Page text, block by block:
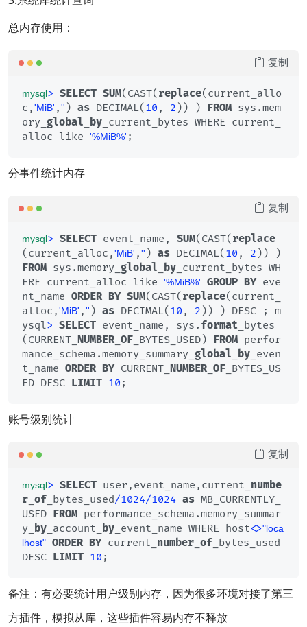
总内存使用：
mysql> SELECT SUM(CAST( replace(current_allo
c,'MiB' ,'' ) as DECIMAL( 10 , 2 )) ) FROM sys.mem
ory_ global by _current_bytes WHERE current_
alloc like '%MiB%' ;
复制
分事件统计内存
mysql> SELECT event_name, SUM(CAST( replace
(current_alloc,'MiB' ,'' ) as DECIMAL( 10 , 2
FROM sys.memory_ global by _current_bytes WH
ERE current_alloc like '%MiB%' GROUP BY eve
nt_name ORDER BY SUM(CAST( replace(current_
alloc,'MiB' ,'' ) as DECIMAL( 10 , 2 )) ) DESC ; m
ysql> SELECT event_name, sys. format _bytes
(CURRENT_ NUMBER OF _BYTES_USED) FROM perfor
mance_schema.memory_summary_ global by _even
t_name ORDER BY CURRENT_ NUMBER OF _BYTES_US
ED DESC LIMIT 10 ;
复制
账号级别统计
mysql> SELECT user,event_name,current_ numbe
r of _bytes_used/1024/1024 as MB_CURRENTLY_
USED FROM performance_schema.memory_summar
y_ by _account_ by _event_name WHERE host<>"loca
lhost" ORDER BY current_ number of _bytes_used
DESC LIMIT 10 ;
复制
备注：有必要统计用户级别内存，因为很多环境对接了第三
方插件，模拟从库，这些插件容易内存不释放